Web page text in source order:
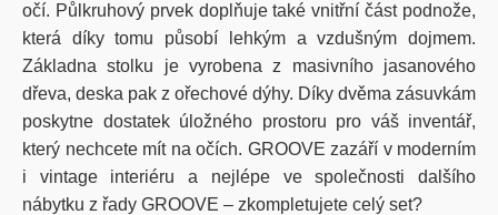
očí. Půlkruhový prvek doplňuje také vnitřní část podnože,
která díky tomu působí lehkým a vzdušným dojmem.
Základna stolku je vyrobena z masivního jasanového
dřeva, deska pak z ořechové dýhy. Díky dvěma zásuvkám
poskytne dostatek úložného prostoru pro váš inventář,
který nechcete mít na očích. GROOVE zazáří v moderním
i vintage interiéru a nejlépe ve společnosti dalšího
nábytku z řady GROOVE – zkompletujete celý set?